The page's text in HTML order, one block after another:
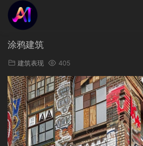
涂鸦建筑
建筑表现 405